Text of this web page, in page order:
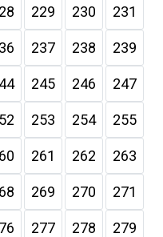
229 230 231
237 238 239
245 246 247
253 254 255
261 262 263
269 270 271
277 278 279